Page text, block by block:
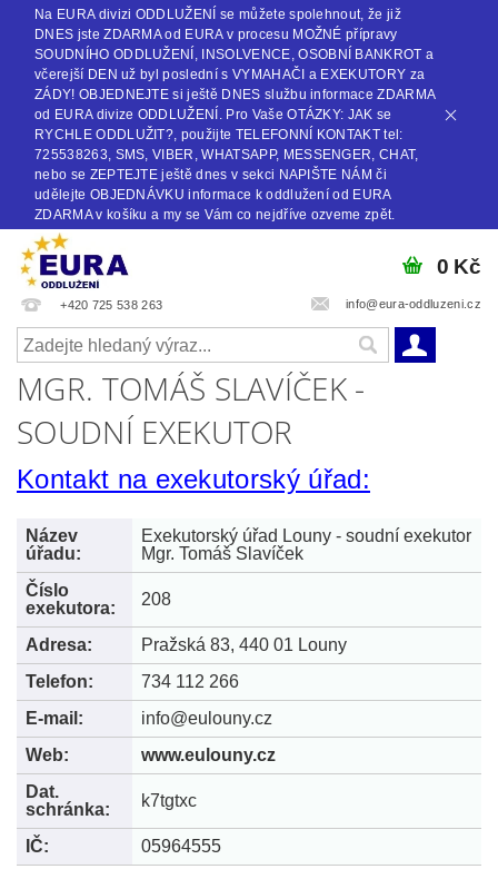
Na EURA divizi ODDLUŽENÍ se můžete spolehnout, že již
DNES jste ZDARMA od EURA v procesu MOŽNÉ přípravy
SOUDNÍHO ODDLUŽENÍ, INSOLVENCE, OSOBNÍ BANKROT a
včerejší DEN už byl poslední s VYMAHAČI a EXEKUTORY za
ZÁDY! OBJEDNEJTE si ještě DNES službu informace ZDARMA
od EURA divize ODDLUŽENÍ. Pro Vaše OTÁZKY: JAK se
RYCHLE ODDLUŽIT?, použijte TELEFONNÍ KONTAKT tel:
725538263, SMS, VIBER, WHATSAPP, MESSENGER, CHAT,
nebo se ZEPTEJTE ještě dnes v sekci NAPIŠTE NÁM či
udělejte OBJEDNÁVKU informace k oddlužení od EURA
ZDARMA v košíku a my se Vám co nejdříve ozveme zpět.
+420 725 538 263 info@eura-oddluzeni.cz
0 Kč
MGR. TOMÁŠ SLAVÍČEK -
SOUDNÍ EXEKUTOR
Kontakt na exekutorský úřad:
Název
úřadu:
Exekutorský úřad Louny - soudní exekutor
Mgr. Tomáš Slavíček
Číslo
exekutora:
208
Adresa:
Pražská 83, 440 01 Louny
Telefon:
734 112 266
E-mail:
info@eulouny.cz
Web:
www.eulouny.cz
Dat.
schránka:
k7tgtxc
IČ: 05964555